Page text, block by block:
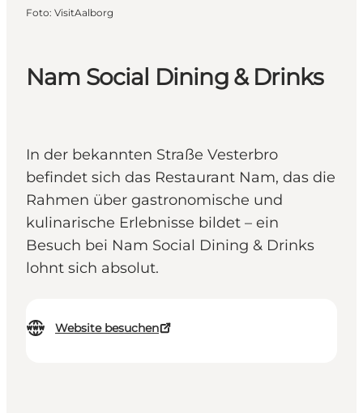
Nam Social Dining & Drinks
In der bekannten Straße Vesterbro
befindet sich das Restaurant Nam, das die
Rahmen über gastronomische und
kulinarische Erlebnisse bildet – ein
Besuch bei Nam Social Dining & Drinks
lohnt sich absolut.
Website besuchen
Foto: VisitAalborg